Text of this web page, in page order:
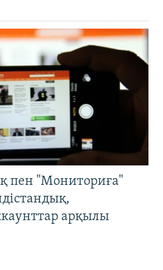
пен "Мониториға"
арқылы